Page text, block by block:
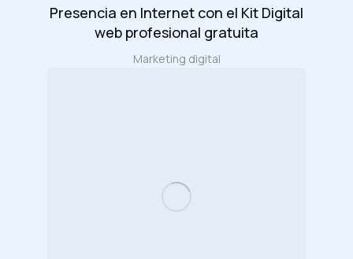
Presencia en Internet con el Kit Digital
web profesional gratuita
Marketing digital